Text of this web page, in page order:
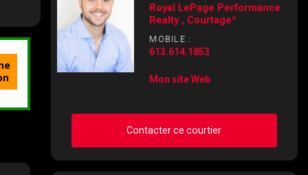
Royal LePage Performance
Realty , Courtage*
MOBILE :
613.614.1853
Mon site Web
Contacter ce courtier